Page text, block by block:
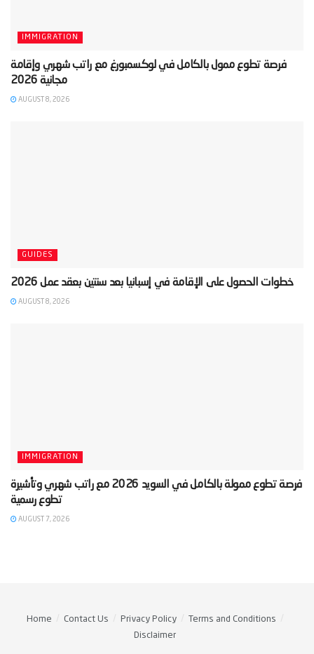
IMMIGRATION
‫فرصة تطوع ممول بالكامل في لوكسمبورغ مع راتب شهري وإقامة
مجانية 2026‬
AUGUST 8, 2026
GUIDES
‫خطوات الحصول على الإقامة في إسبانيا بعد سنتين بعقد عمل 2026‬
AUGUST 8, 2026
IMMIGRATION
‫فرصة تطوع ممولة بالكامل في السويد 2026 مع راتب شهري وتأشيرة
تطوع رسمية‬
AUGUST 7, 2026
Home Contact Us Privacy Policy
Terms and Conditions
Disclaimer